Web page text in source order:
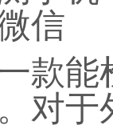
信
款能
对于